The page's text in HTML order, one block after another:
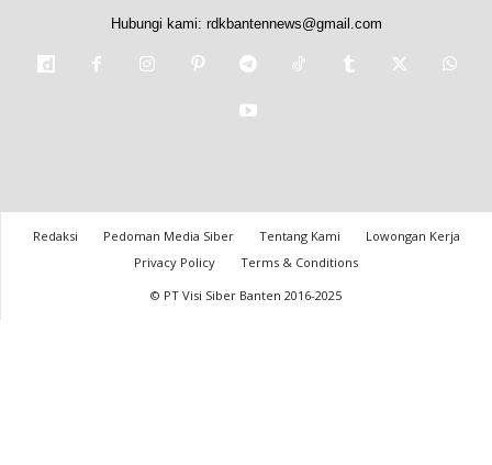
Hubungi kami: rdkbantennews@gmail.com
Redaksi Pedoman Media Siber Tentang Kami
Lowongan Kerja
Privacy Policy
Terms & Conditions
© PT Visi Siber Banten 2016-2025